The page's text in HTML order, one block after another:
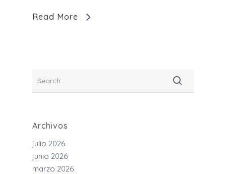
Read More
Archivos
julio 2026
junio 2026
marzo 2026